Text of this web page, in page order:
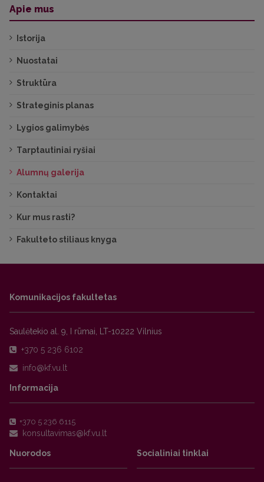
Apie mus
Istorija
Nuostatai
Struktūra
Strateginis planas
Lygios galimybės
Tarptautiniai ryšiai
Alumnų galerija
Kontaktai
Kur mus rasti?
Fakulteto stiliaus knyga
Komunikacijos fakultetas
Saulėtekio al. 9, I rūmai, LT-10222 Vilnius
+370 5 236 6102
Informacija
+370 5 236 6115
Nuorodos Socialiniai tinklai